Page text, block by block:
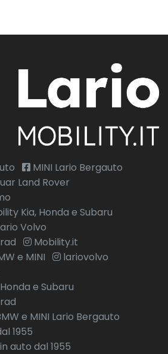
MINI Lario Bergauto
Land Rover
Kia, Honda e Subaru
Volvo
Mobility.it
e MINI
lariovolvo
e Subaru
e MINI Lario Bergauto
1955
auto dal 1955